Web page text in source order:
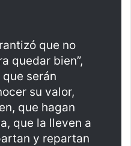
que no
quedar bien”,
serán
su valor,
que hagan
que la lleven a
y repartan